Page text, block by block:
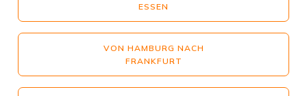
ESSEN
VON HAMBURG NACH
FRANKFURT